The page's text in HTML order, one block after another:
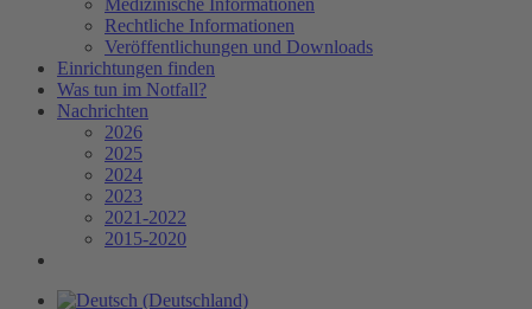
Medizinische Informationen
Rechtliche Informationen
Veröffentlichungen und Downloads
Einrichtungen finden
Was tun im Notfall?
Nachrichten
2026
2025
2024
2023
2021-2022
2015-2020